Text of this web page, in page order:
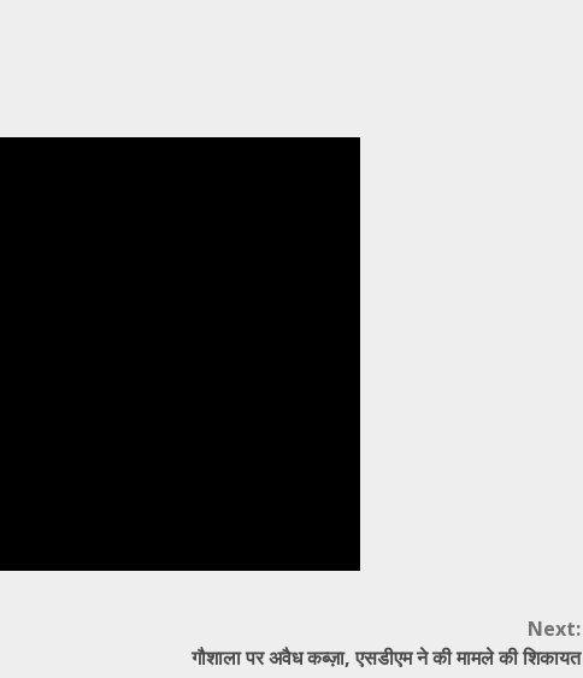
Next:
गौशाला पर अवैध कब्ज़ा, एसडीएम ने की मामले की शिकायत